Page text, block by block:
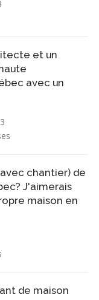
et un
avec un
chantier) de
J'aimerais
maison en
de maison